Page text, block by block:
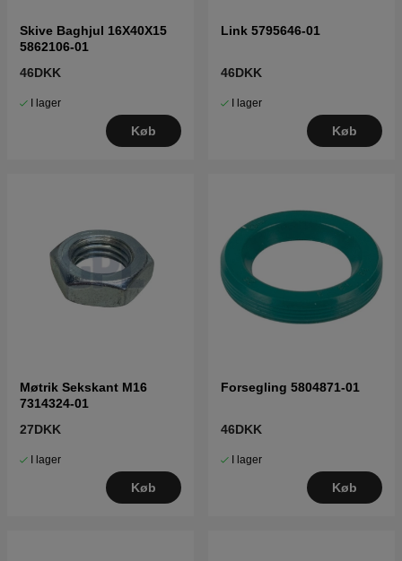
Skive Baghjul 16X40X15
5862106-01
46DKK
I lager
Køb
Link 5795646-01
46DKK
I lager
Køb
Møtrik Sekskant M16
7314324-01
27DKK
I lager
Køb
Forsegling 5804871-01
46DKK
I lager
Køb